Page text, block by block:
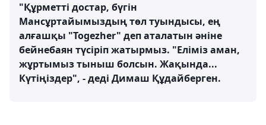
"Құрметті достар, бүгін
Мансұртайымыздың төл туындысы, ең
алғашқы "Togezher" деп аталатын әніне
бейнебаян түсіріп жатырмыз. "Еліміз аман,
жұртымыз тыныш болсын. Жақында...
Күтіңіздер", - деді Димаш Құдайберген.